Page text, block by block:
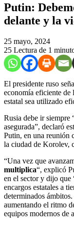
Putin:
delante y la
25 mayo, 2024
25 Lectura de 1
El presidente ruso
economía eficiente de
estatal sea utilizado
Rusia debe ir siempre
asegurada”, declaró
Putin, en una reunión
la ciudad de Korolev,
“Una vez que
multiplica“, explicó
en el sector y dijo que
encargos estatales a
determinados
aumentando el ritmo
equipos modernos de